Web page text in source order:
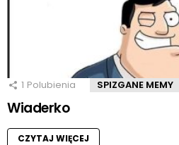
1 Polubienia SPIZGANE MEMY
Wiaderko
CZYTAJ WIĘCEJ